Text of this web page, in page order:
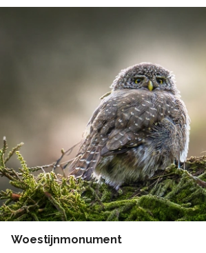
Woestijnmonument